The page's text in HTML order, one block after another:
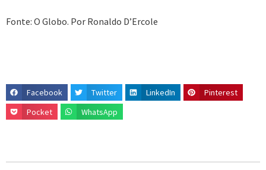
Fonte: O Globo. Por Ronaldo D’Ercole
Facebook Twitter LinkedIn
Pinterest
Pocket
WhatsApp